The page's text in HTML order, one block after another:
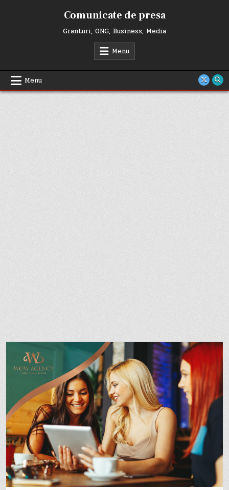
Comunicate de presa
Granturi, ONG, Business, Media
Menu
Menu